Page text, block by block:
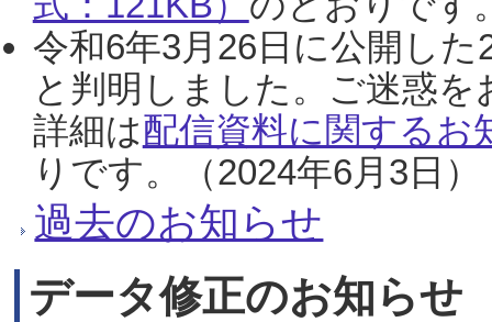
令和6年3月26日に公開し
と判明しました。ご迷惑
詳細は配信資料に関するお
りです。（2024年6月3日）
過去のお知らせ
データ修正のお知らせ